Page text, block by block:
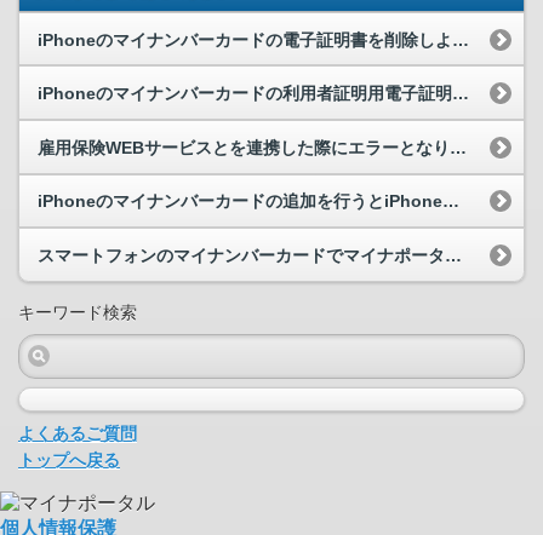
iPhoneのマイナンバーカードの電子証明書を削除しようとしたら、エラーが表示されました。どう...
iPhoneのマイナンバーカードの利用者証明用電子証明書とは何ですか。
雇用保険WEBサービスとを連携した際にエラーとなり、雇用保険の被保険者番号とマイナンバーが紐付...
iPhoneのマイナンバーカードの追加を行うとiPhoneのみでマイナポータルにログインできる...
スマートフォンのマイナンバーカードでマイナポータルにログインし、地方公共団体に対する電子申請を...
キーワード検索
よくあるご質問
トップへ戻る
個人情報保護